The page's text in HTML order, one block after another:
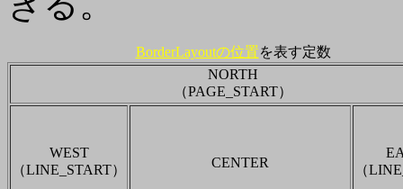
BorderLayoutの位置を表す定数
NORTH
（PAGE_START）
WEST
（LINE_START）
CENTER
（